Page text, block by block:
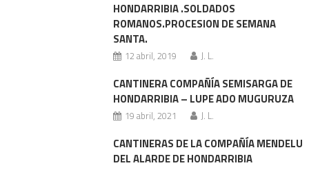
HONDARRIBIA .SOLDADOS
ROMANOS.PROCESION DE SEMANA
SANTA.
12 abril, 2019 J. L.
CANTINERA COMPAÑÍA SEMISARGA DE
HONDARRIBIA – LUPE ADO MUGURUZA
19 abril, 2021 J. L.
CANTINERAS DE LA COMPAÑÍA MENDELU
DEL ALARDE DE HONDARRIBIA